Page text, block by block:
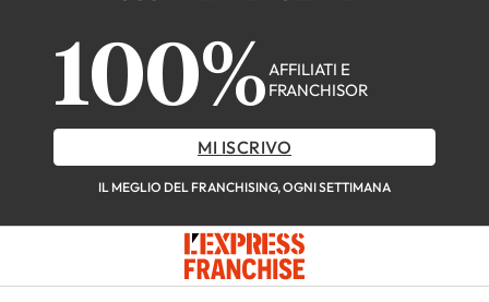
100% AFFILIATI E
FRANCHISOR
MI ISCRIVO
IL MEGLIO DEL FRANCHISING, OGNI SETTIMANA